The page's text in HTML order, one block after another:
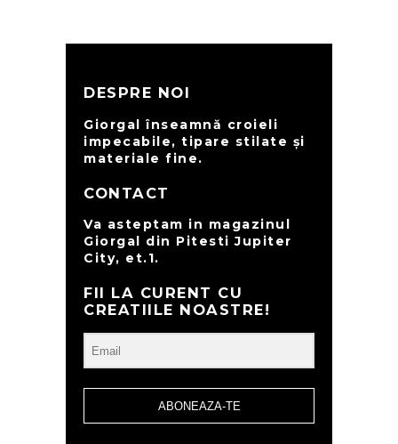
DESPRE NOI
Giorgal înseamnă croieli
impecabile, tipare stilate și
materiale fine.
CONTACT
Va asteptam in magazinul
Giorgal din Pitesti Jupiter
City, et.1.
FII LA CURENT CU
CREATIILE NOASTRE!
ABONEAZA-TE